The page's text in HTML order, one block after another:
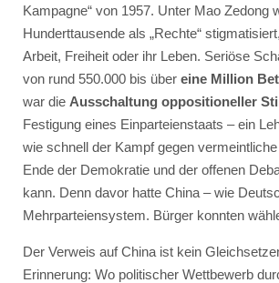
Kampagne“ von 1957. Unter Mao Zedong
Hunderttausende als „Rechte“
Arbeit, Freiheit oder ihr Leben. Seriöse
von rund 550.000 bis über eine Million
war die Ausschaltung oppositioneller
Festigung eines Einparteienstaats – ein
wie schnell der Kampf gegen vermeintliche
Ende der Demokratie und der offenen
kann. Denn davor hatte China – wie
Mehrparteiensystem. Bürger konnten
Der Verweis auf China ist kein
Erinnerung: Wo politischer Wettbewerb